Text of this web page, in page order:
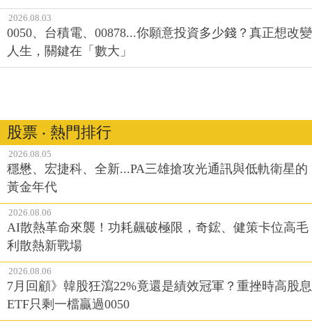
2026.08.03
0050、台積電、00878...你願意投資多少錢？真正想改變
人生，關鍵在「數大」
股票 ‧ 熱門排行
2026.08.05
穩懋、宏捷科、全新...PA三雄搶攻光通訊與低軌衛星的
黃金年代
2026.08.06
AI散熱革命來襲！功耗飆破極限，奇鋐、健策卡位高毛
利散熱新戰場
2026.08.06
7月回顧》韓股狂瀉22%竟還是績效冠軍？重挫時高股息
ETF只剩一檔贏過0050